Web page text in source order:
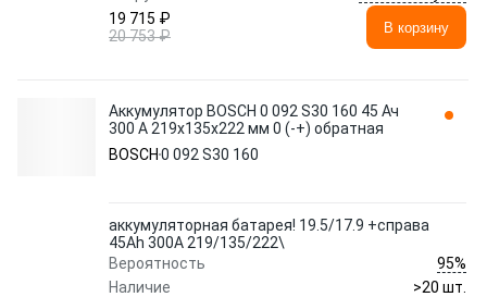
19 715 ₽
20 753 ₽
В корзину
Аккумулятор BOSCH 0 092 S30 160 45 Ач
300 А 219x135x222 мм 0 (-+) обратная
BOSCH 0 092 S30 160
аккумуляторная батарея! 19.5/17.9 +справа
45Ah 300A 219/135/222\
Вероятность
95%
Наличие
>20 шт.